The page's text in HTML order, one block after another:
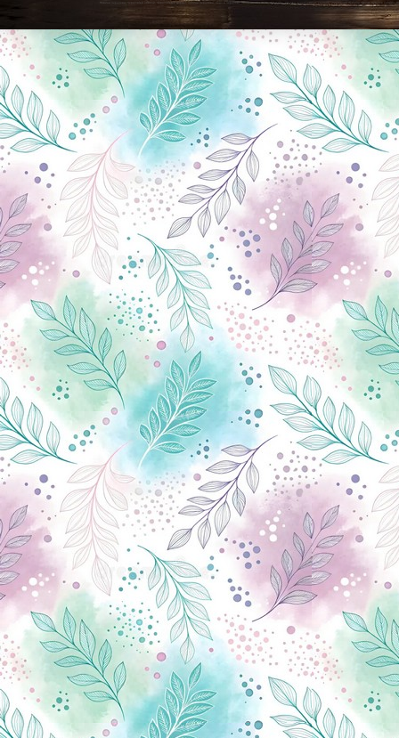
Новини Чернігова, Чернігівські новини, Чернігівський формат, новини Чернігова, події в Чернігові: політика, економіка, аналітика, культура, відеоновини, екологія, спортивний Чернігів, туризм, Чернігів